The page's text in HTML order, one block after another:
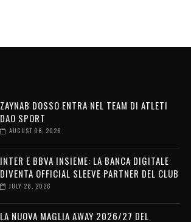
ZAYNAB DOSSO ENTRA NEL TEAM DI ATLETI
DAO SPORT
AUGUST 06, 2026
INTER E BBVA INSIEME: LA BANCA DIGITALE
DIVENTA OFFICIAL SLEEVE PARTNER DEL CLUB
JULY 28, 2026
LA NUOVA MAGLIA AWAY 2026/27 DEL